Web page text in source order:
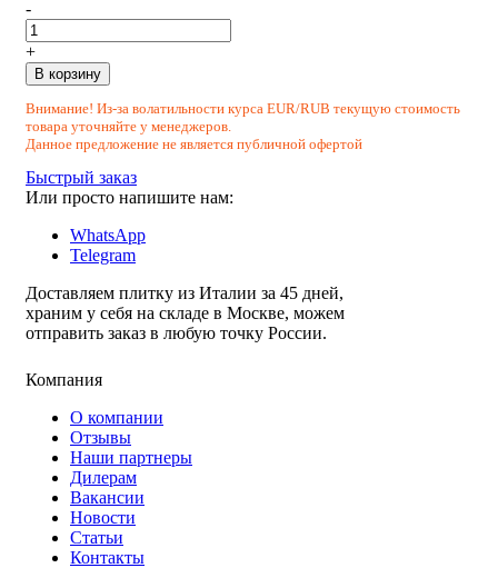
-
+
В корзину
Внимание! Из-за волатильности курса EUR/RUB текущую стоимость
товара уточняйте у менеджеров.
Данное предложение не является публичной офертой
Быстрый заказ
Или просто напишите нам:
WhatsApp
Telegram
Доставляем плитку из Италии за 45 дней,
храним у себя на складе в Москве, можем
отправить заказ в любую точку России.
Компания
О компании
Отзывы
Наши партнеры
Дилерам
Вакансии
Новости
Статьи
Контакты